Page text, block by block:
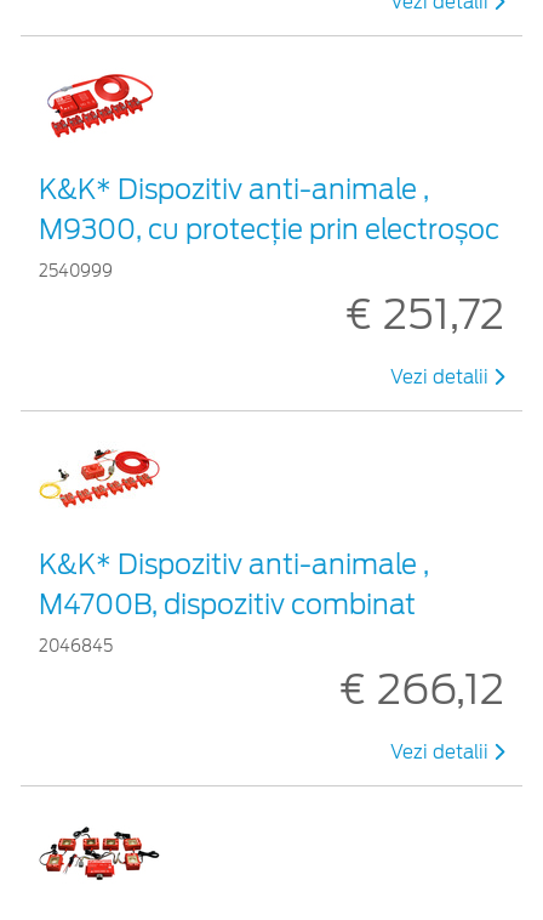
K&K* Dispozitiv anti-animale ,
M9300, cu protecție prin electroșoc
2540999
€ 251,72
Vezi detalii
K&K* Dispozitiv anti-animale ,
M4700B, dispozitiv combinat
2046845
€ 266,12
Vezi detalii